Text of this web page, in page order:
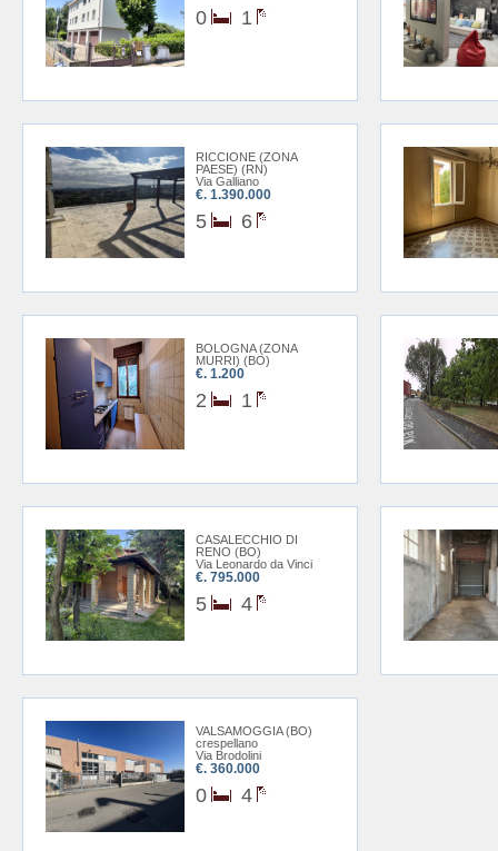
0 1
RICCIONE (ZONA
PAESE) (RN)
Via Galliano
€. 1.390.000
5 6
BOLOGNA (ZONA
MURRI) (BO)
€. 1.200
2 1
CASALECCHIO DI
RENO (BO)
Via Leonardo da Vinci
€. 795.000
5 4
VALSAMOGGIA (BO)
crespellano
Via Brodolini
€. 360.000
0 4